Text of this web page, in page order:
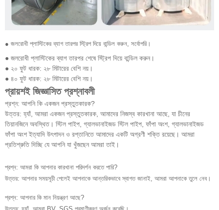
● জলরোধী প্লাস্টিকের ব্যাগ তারপর স্ট্রিপ দিয়ে বান্ডিল করুন, সর্বোপরি।
● জলরোধী প্লাস্টিকের ব্যাগ তারপর শেষে স্ট্রিপ দিয়ে বান্ডিল করুন।
● ২০ ফুট ধারক: ২৮ মিটারের বেশি নয়।
● ৪০ ফুট ধারক: ২৮ মিটারের বেশি নয়।
প্রায়শই জিজ্ঞাসিত প্রশ্নাবলী
প্রশ্ন: আপনি কি একজন প্রস্তুতকারক?
উত্তর: হ্যাঁ, আমরা একজন প্রস্তুতকারক, আমাদের নিজস্ব কারখানা আছে, যা চীনের
তিয়ানজিনে অবস্থিত। স্টিল পাইপ, গ্যালভানাইজড স্টিল পাইপ, ফাঁপা অংশ, গ্যালভানাইজড
ফাঁপা অংশ ইত্যাদি উৎপাদন ও রপ্তানিতে আমাদের একটি অগ্রণী শক্তি রয়েছে। আমরা
প্রতিশ্রুতি দিচ্ছি যে আপনি যা খুঁজছেন আমরা তাই।
প্রশ্ন: আমরা কি আপনার কারখানা পরিদর্শন করতে পারি?
উত্তর: আপনার সময়সূচী পেলেই আপনাকে আন্তরিকভাবে স্বাগত জানাই, আমরা আপনাকে তুলে নেব।
প্রশ্ন: আপনার কি মান নিয়ন্ত্রণ আছে?